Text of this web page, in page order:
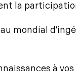
la
mondial